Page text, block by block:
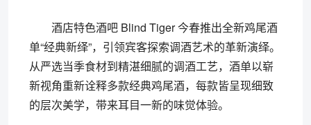
酒店特色酒吧 Blind Tiger 今春推出全新鸡尾酒
单“经典新绎”，引领宾客探索调酒艺术的革新演绎。
从严选当季食材到精湛细腻的调酒工艺，酒单以崭
新视角重新诠释多款经典鸡尾酒，每款皆呈现细致
的层次美学，带来耳目一新的味觉体验。